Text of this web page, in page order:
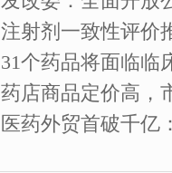
注射剂一致性评价
31个药品将面临临
药店商品定价高，
医药外贸首破千亿